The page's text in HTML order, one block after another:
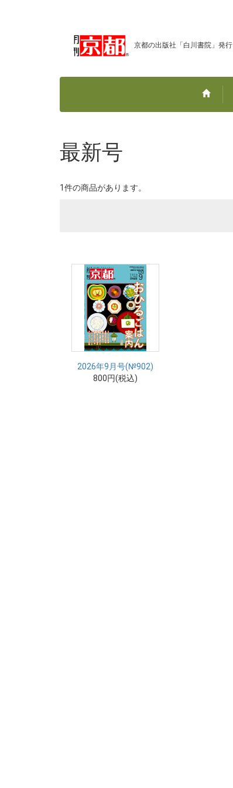
京都の出版社「白川書院」発行
最新号
1件の商品があります。
2026年9月号(№902)
800円(税込)